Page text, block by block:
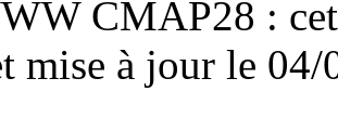
CMAP28 :
mise à jour le